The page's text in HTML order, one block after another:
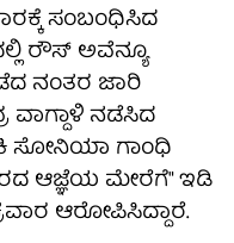
ಸಂಬಂಧಿಸಿದ
ರೌಸ್ ಅವೆನ್ಯೂ
ನಂತರ ಜಾರಿ
ವಾಗ್ದಾಳಿ ನಡೆಸಿದ
ಸೋನಿಯಾ ಗಾಂಧಿ
ಆಜ್ಞೆಯ ಮೇರೆಗೆ" ಇಡಿ
ಆರೋಪಿಸಿದ್ದಾರೆ.